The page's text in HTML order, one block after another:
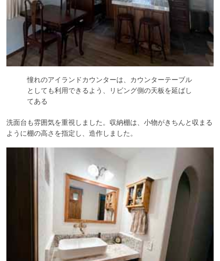
憧れのアイランドカウンターは、カウンターテーブル
としても利用できるよう、リビング側の天板を延ばし
てある
洗面台も雰囲気を重視しました。収納棚は、小物がきちんと収まる
ように棚の高さを指定し、造作しました。